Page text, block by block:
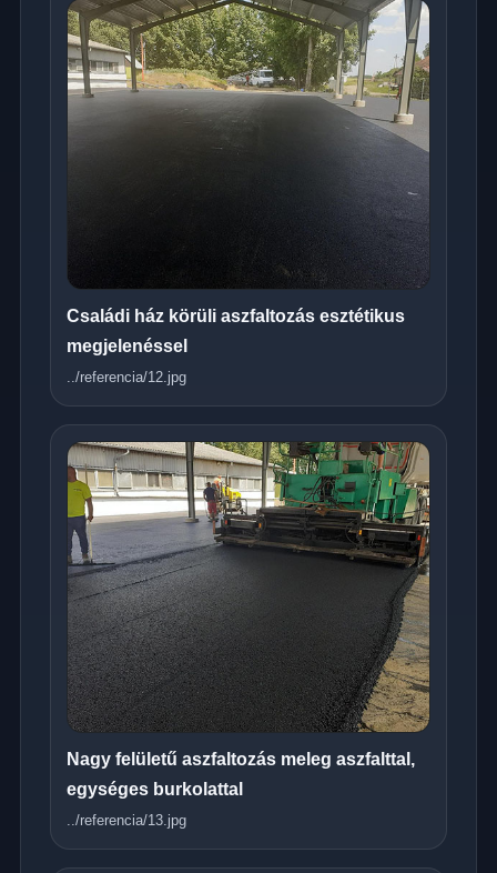
Családi ház körüli aszfaltozás esztétikus
megjelenéssel
../referencia/12.jpg
Nagy felületű aszfaltozás meleg aszfalttal,
egységes burkolattal
../referencia/13.jpg